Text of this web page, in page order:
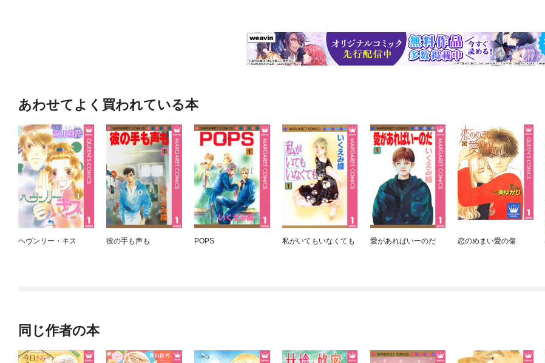
あわせてよく買われている本
ヘヴンリー・キス 彼の手も声も POPS 私がいてもいなくても 愛があればいーのだ 恋のめまい愛の傷
同じ作者の本